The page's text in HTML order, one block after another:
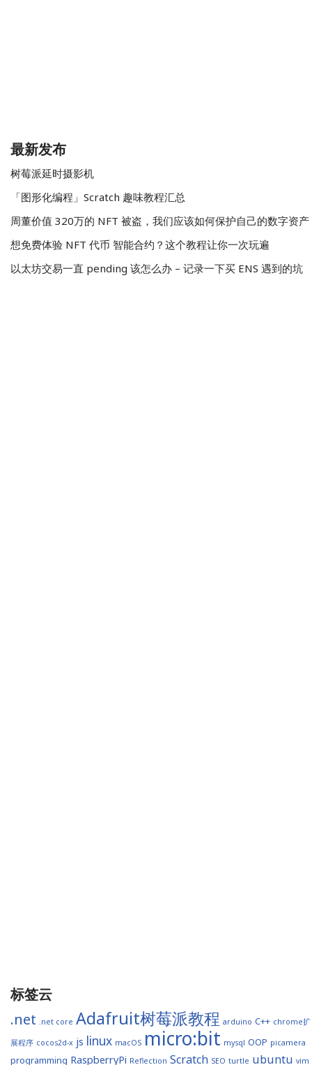
最新发布
树莓派延时摄影机
「图形化编程」Scratch 趣味教程汇总
周董价值 320万的 NFT 被盗，我们应该如何保护自己的数字资产
想免费体验 NFT 代币 智能合约？这个教程让你一次玩遍
以太坊交易一直 pending 该怎么办 – 记录一下买 ENS 遇到的坑
标签云
.net .net core Adafruit树莓派教程 arduino C++ chrome扩
展程序 cocos2d-x js linux macOS micro:bit mysql OOP picamera
programming RaspberryPi Reflection Scratch SEO turtle ubuntu vim